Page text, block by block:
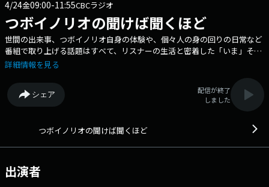
4/24金09:00-11:55CBCラジオ
つボイノリオの聞けば聞くほど
世間の出来事、つボイノリオ自身の体験や、個々人の身の回りの日常など
番組で取り上げる話題はすべて、リスナーの生活と密着した「いま」その
もの。 一緒に聞き、一緒に番組を創っていく。送られてくるおたよりは
て、番組はLIVE感あふれる究極の「井戸端会議｣！ パーソナリティは、
名（迷）曲「金太の大冒険」で東海地区ではおなじみのつボイノリオと、
小高直子CBCアナウンサーの名コンビ。 番組記事を読む→こちら 番
263-6800 まで
詳細情報を見る
シェア
配信が終了
しました
つボイノリオの聞けば聞くほど
出演者